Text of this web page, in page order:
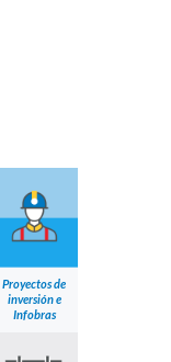
Proyectos de
inversión e
Infobras